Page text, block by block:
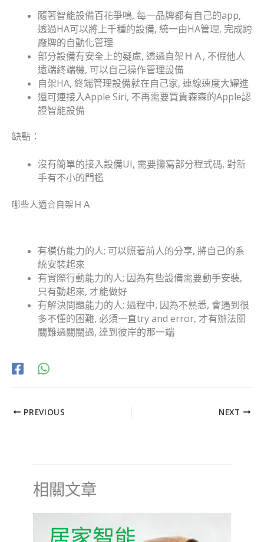
隨著智能設備百花爭鳴, 每一品牌都有自己的app,
透過HA可以將上千種的設備, 統一由HA管理, 完成跨
廠牌的自動化管理
部分設備有安全上的疑慮, 透過自架ＨＡ, 不假他人
遠端終端機, 可以自己操作管理設備
自架HA, 終端管理設備就在自己家, 連線速度大耀進
還可連接入Apple Siri, 不再需要買貴森森的Apple認
證智能設備
缺點：
沒有簡單的接入設備UI, 需要攥寫部分程式碼, 對新
手有不小的門檻​
哪些人適合自架ＨＡ
有模仿能力的人; 可以照著前人的分享, 將自己的系
統安裝起來
有實際行動能力的人; 因為有些設備需要動手安裝,
只有動起來, 才能做好
有解決問題能力的人; 過程中, 因為不熟悉, 會遇到很
多不懂的困難, 必須一直try and error, 才有辦法關
關難過關關過, 達到彼岸的那一端
PREVIOUS NEXT
相關文章